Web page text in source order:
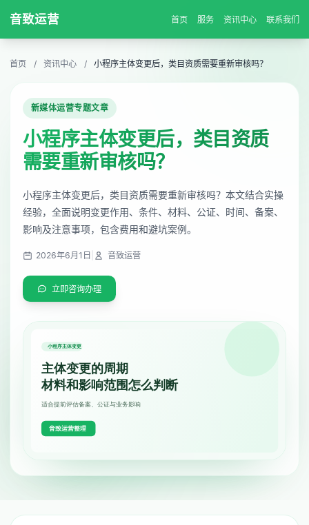
音致运营 首页 服务 资讯中心 联系我们
首页 / 资讯中心 / 小程序主体变更后，类目资质需要重新审核吗？
新媒体运营专题文章
小程序主体变更后，类目资质
需要重新审核吗？
小程序主体变更后，类目资质需要重新审核吗？本文结合实操
经验，全面说明变更作用、条件、材料、公证、时间、备案、
影响及注意事项，包含费用和避坑案例。
2026年6月1日 音致运营
立即咨询办理